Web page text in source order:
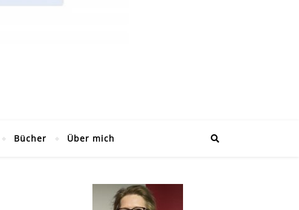
Bücher Über mich